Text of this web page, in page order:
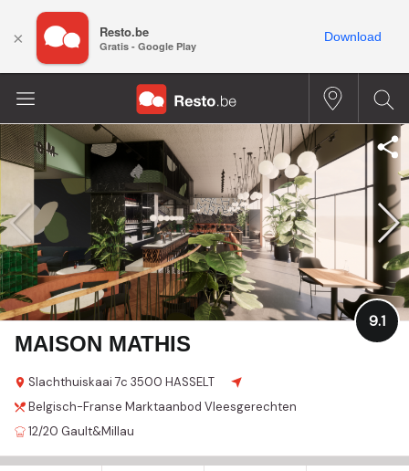
MAISON MATHIS
Slachthuiskaai 7c 3500 HASSELT
9.1
Belgisch-Franse Marktaanbod Vleesgerechten
12/20 Gault&Millau
× Resto.be
Gratis - Google Play
Download